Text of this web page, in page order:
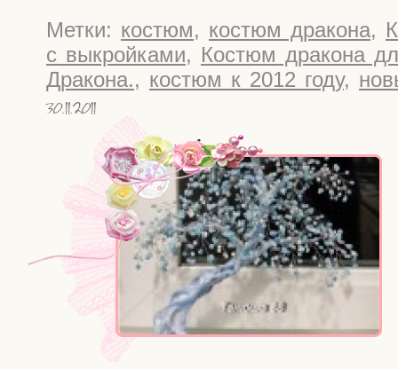
Метки: костюм, костюм дракона,
с выкройками, Костюм дракона
Дракона., костюм к 2012 году,
30.11.2011